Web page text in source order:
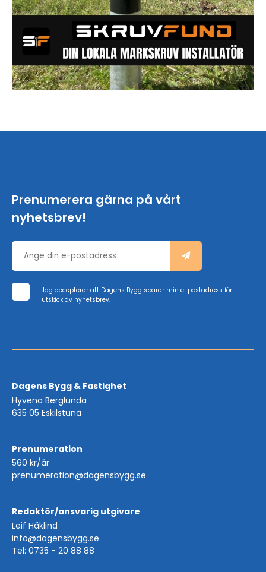
Prenumerera gärna på vårt
nyhetsbrev!
Jag accepterar att Dagens Bygg sparar min e-postadress för
utskick av nyhetsbrev.
Dagens Bygg & Fastighet
Hyvena Berglunda
635 05 Eskilstuna
Prenumeration
560 kr/år
prenumeration@dagensbygg.se
Redaktör/ansvarig utgivare
Leif Håklind
info@dagensbygg.se
Tel: 0735 - 20 88 88